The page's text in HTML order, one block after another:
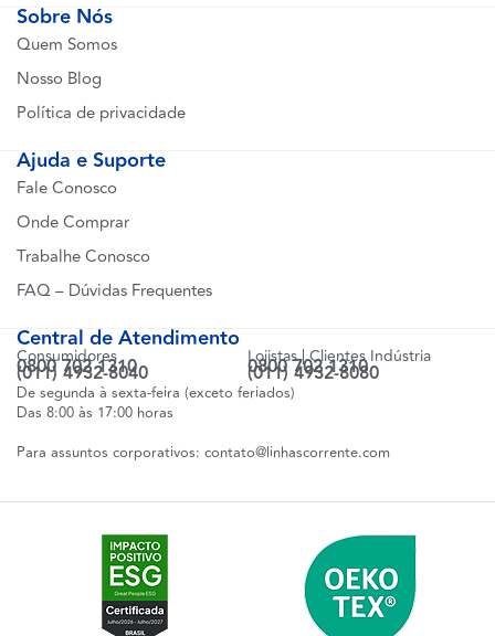
Sobre Nós
Quem Somos
Nosso Blog
Política de privacidade
Ajuda e Suporte
Fale Conosco
Onde Comprar
Trabalhe Conosco
FAQ – Dúvidas Frequentes
Central de Atendimento
Consumidores
0800 702 1310
(011) 4932-8040
Lojistas | Clientes Indústria
0800 702 1310
(011) 4932-8080
De segunda à sexta-feira (exceto feriados)
Das 8:00 às 17:00 horas
Para assuntos corporativos: contato@linhascorrente.com